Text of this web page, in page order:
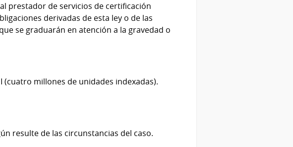
prestador de servicios de certificación
derivadas de esta ley o de las
se graduarán en atención a la gravedad o
(cuatro millones de unidades indexadas).
resulte de las circunstancias del caso.